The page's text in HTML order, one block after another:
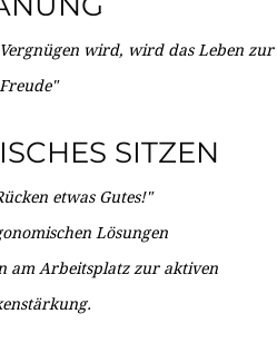
wird, wird das Leben zur
Freude"
SITZEN
etwas Gutes!"
Lösungen
am Arbeitsplatz zur aktiven